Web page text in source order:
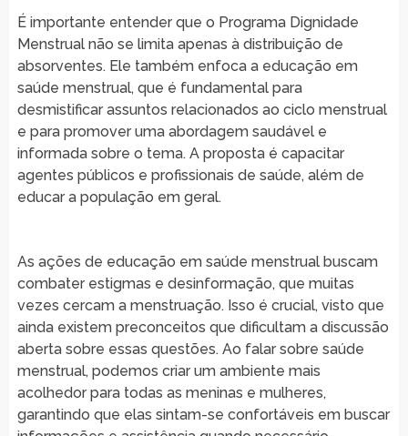
É importante entender que o Programa Dignidade
Menstrual não se limita apenas à distribuição de
absorventes. Ele também enfoca a educação em
saúde menstrual, que é fundamental para
desmistificar assuntos relacionados ao ciclo menstrual
e para promover uma abordagem saudável e
informada sobre o tema. A proposta é capacitar
agentes públicos e profissionais de saúde, além de
educar a população em geral.
As ações de educação em saúde menstrual buscam
combater estigmas e desinformação, que muitas
vezes cercam a menstruação. Isso é crucial, visto que
ainda existem preconceitos que dificultam a discussão
aberta sobre essas questões. Ao falar sobre saúde
menstrual, podemos criar um ambiente mais
acolhedor para todas as meninas e mulheres,
garantindo que elas sintam-se confortáveis em buscar